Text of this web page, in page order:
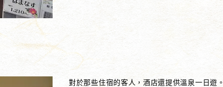
對於那些住宿的客人，酒店還提供溫泉一日遊。